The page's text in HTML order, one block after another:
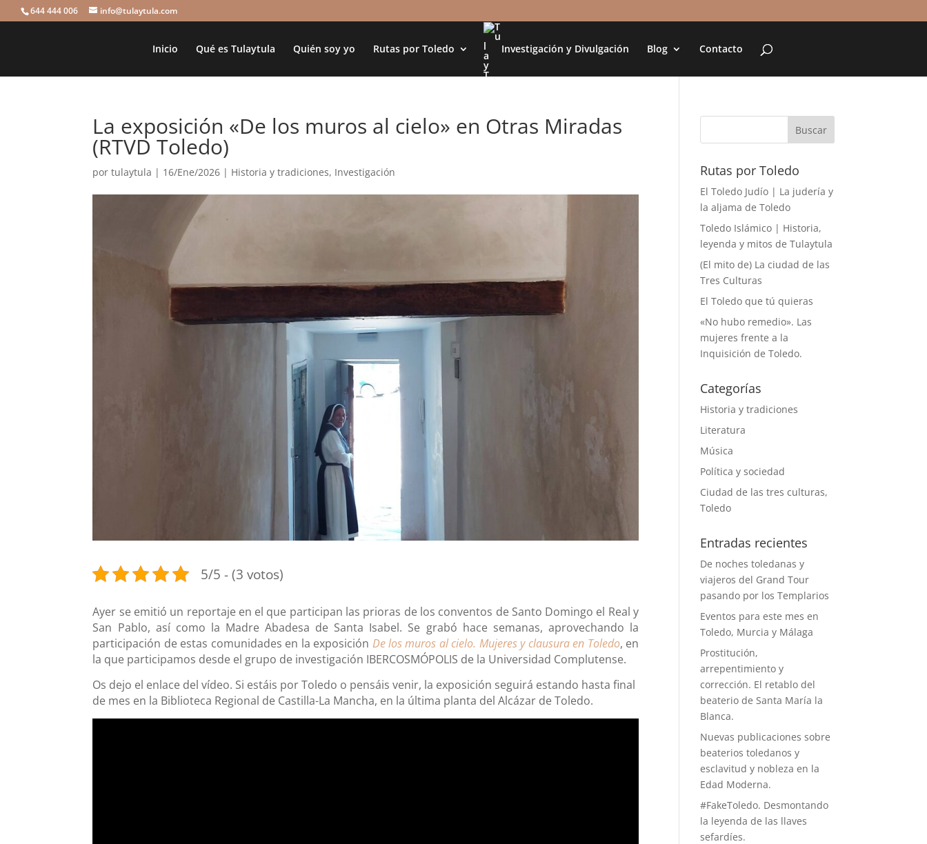
644 444 006 info@tulaytula.com
Inicio Qué es Tulaytula Quién soy yo Rutas por Toledo Investigación y Divulgación Blog Contacto
La exposición «De los muros al cielo» en Otras Miradas
(RTVD Toledo)
portulaytula | 16/Ene/2026 | Historia y tradiciones, Investigación
5/5 - (3 votos)
Ayer se emitió un reportaje en el que participan las prioras de los conventos de Santo Domingo el Real y
San Pablo, así como la Madre Abadesa de Santa Isabel. Se grabó hace semanas, aprovechando la
participación de estas comunidades en la exposición De los muros al cielo. Mujeres y clausura en Toledo, en
la que participamos desde el grupo de investigación IBERCOSMÓPOLIS de la Universidad Complutense.
Os dejo el enlace del vídeo. Si estáis por Toledo o pensáis venir, la exposición seguirá estando hasta final
de mes en la Biblioteca Regional de Castilla-La Mancha, en la última planta del Alcázar de Toledo.
Rutas por Toledo
El Toledo Judío | La judería y
la aljama de Toledo
Toledo Islámico | Historia,
leyenda y mitos de Tulaytula
(El mito de) La ciudad de las
Tres Culturas
El Toledo que tú quieras
«No hubo remedio». Las
mujeres frente a la
Inquisición de Toledo.
Categorías
Historia y tradiciones
Literatura
Música
Política y sociedad
Ciudad de las tres culturas,
Toledo
Entradas recientes
De noches toledanas y
viajeros del Grand Tour
pasando por los Templarios
Eventos para este mes en
Toledo, Murcia y Málaga
Prostitución,
arrepentimiento y
corrección. El retablo del
beaterio de Santa María la
Blanca.
Nuevas publicaciones sobre
beaterios toledanos y
esclavitud y nobleza en la
Edad Moderna.
#FakeToledo. Desmontando
la leyenda de las llaves
sefardíes.